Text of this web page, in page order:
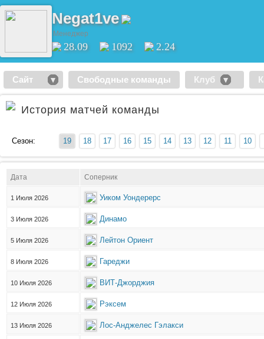
Negat1ve
Менеджер
28.09 1092 2.24
Сайт Свободные команды Клуб
История матчей команды
Сезон: 19 18 17 16 15 14 13 12 11 10
Дата Соперник
1 Июля 2026 Уиком Уондерерс
3 Июля 2026 Динамо
5 Июля 2026 Лейтон Ориент
8 Июля 2026 Гареджи
10 Июля 2026 ВИТ-Джорджия
12 Июля 2026 Рэксем
13 Июля 2026 Лос-Анджелес Гэлакси